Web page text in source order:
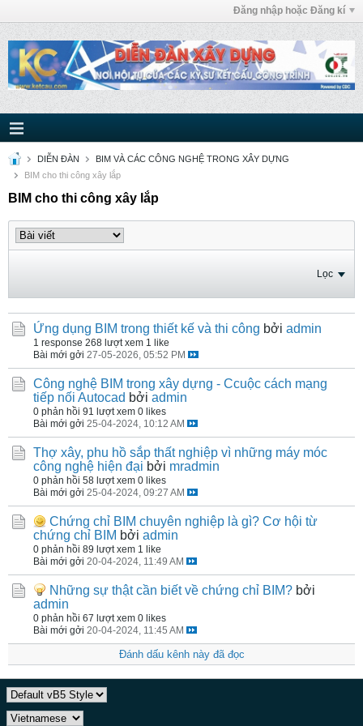
Đăng nhập hoặc Đăng kí
DIỄN ĐÀN
BIM VÀ CÁC CÔNG NGHỆ TRONG XÂY DỰNG
BIM cho thi công xây lắp
BIM cho thi công xây lắp
Lọc
Ứng dụng BIM trong thiết kế và thi công bởi admin
1 response 268 lượt xem 1 like
Bài mới gởi 27-05-2026, 05:52 PM
Công nghệ BIM trong xây dựng - Ccuộc cách mạng
tiếp nối Autocad bởi admin
0 phản hồi 91 lượt xem 0 likes
Bài mới gởi 25-04-2024, 10:12 AM
Thợ xây, phu hồ sắp thất nghiệp vì những máy móc
công nghệ hiện đại bởi mradmin
0 phản hồi 58 lượt xem 0 likes
Bài mới gởi 25-04-2024, 09:27 AM
Chứng chỉ BIM chuyên nghiệp là gì? Cơ hội từ
chứng chỉ BIM bởi admin
0 phản hồi 89 lượt xem 1 like
Bài mới gởi 20-04-2024, 11:49 AM
Những sự thật cần biết về chứng chỉ BIM? bởi
admin
0 phản hồi 67 lượt xem 0 likes
Bài mới gởi 20-04-2024, 11:45 AM
Đánh dấu kênh này đã đọc